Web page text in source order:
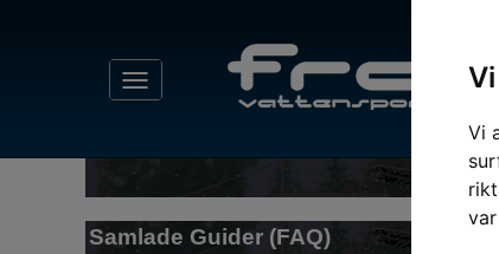
Vi
Samlade Guider (FAQ)